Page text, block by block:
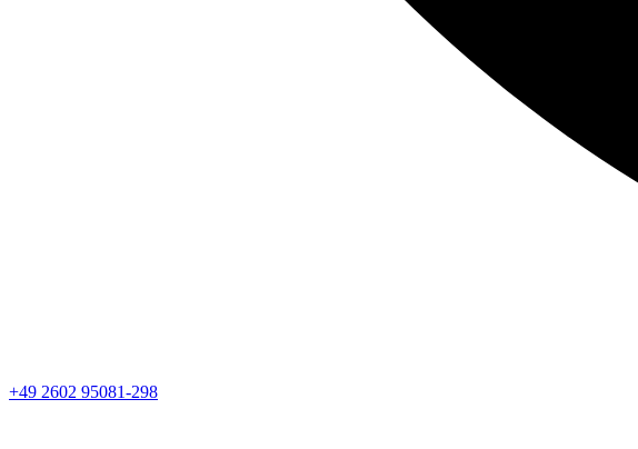
+49 2602 95081-298